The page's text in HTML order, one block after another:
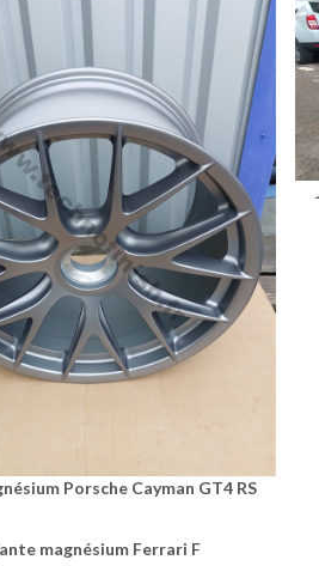
Porsche Cayman GT4 RS
magnésium Ferrari F